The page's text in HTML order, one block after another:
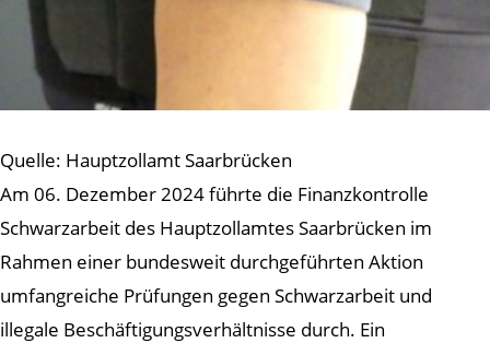
Quelle: Hauptzollamt Saarbrücken
Am 06. Dezember 2024 führte die Finanzkontrolle
Schwarzarbeit des Hauptzollamtes Saarbrücken im
Rahmen einer bundesweit durchgeführten Aktion
umfangreiche Prüfungen gegen Schwarzarbeit und
illegale Beschäftigungsverhältnisse durch. Ein